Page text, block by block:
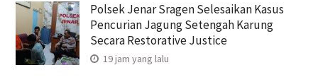
Polsek Jenar Sragen Selesaikan Kasus
Pencurian Jagung Setengah Karung
Secara Restorative Justice
19 jam yang lalu